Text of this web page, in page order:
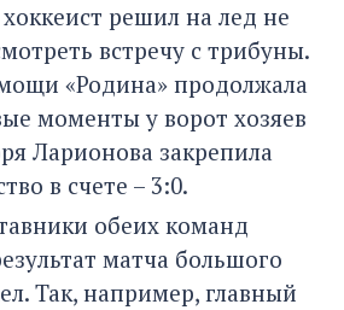
решил на лед не
встречу с трибуны.
«Родина» продолжала
моменты у ворот хозяев
Ларионова закрепила
в счете – 3:0.
обеих команд
матча большого
Так, например, главный